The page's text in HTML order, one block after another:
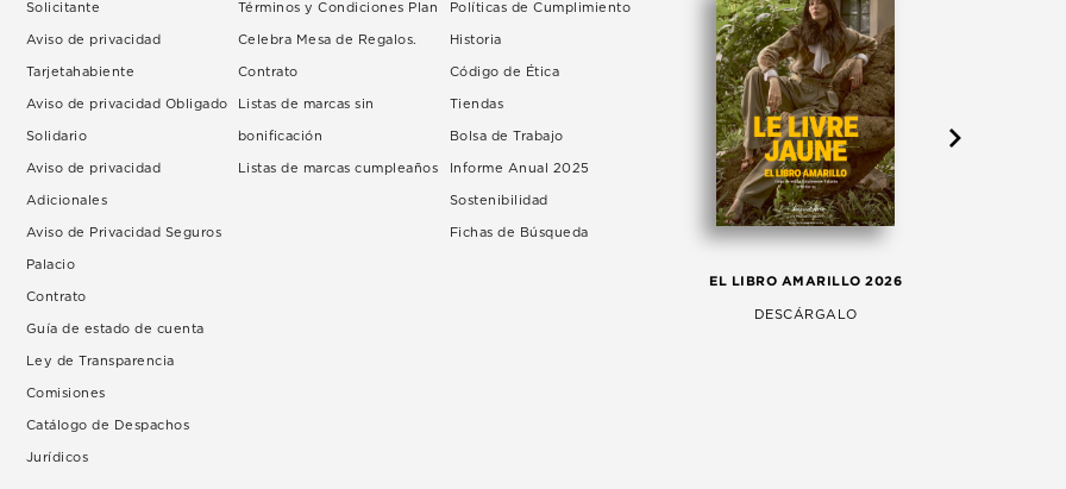
Solicitante
Aviso de privacidad
Tarjetahabiente
Aviso de privacidad Obligado
Solidario
Aviso de privacidad
Adicionales
Aviso de Privacidad Seguros
Palacio
Contrato
Guía de estado de cuenta
Ley de Transparencia
Comisiones
Catálogo de Despachos
Jurídicos
Términos y Condiciones Plan
Celebra Mesa de Regalos.
Contrato
Listas de marcas sin
bonificación
Listas de marcas cumpleaños
Políticas de Cumplimiento
Historia
Código de Ética
Tiendas
Bolsa de Trabajo
Informe Anual 2025
Sostenibilidad
Fichas de Búsqueda
EL LIBRO AMARILLO 2026
DESCÁRGALO